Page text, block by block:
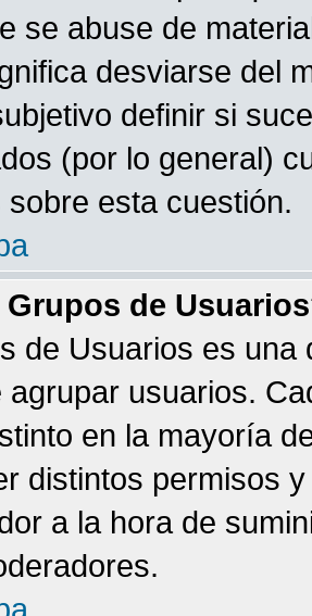
se abuse de
desviarse del
definir si
(por lo general)
esta cuestión.
de
de Usuarios es
agrupar usuarios.
en la mayoría
distintos permisos
a la hora de